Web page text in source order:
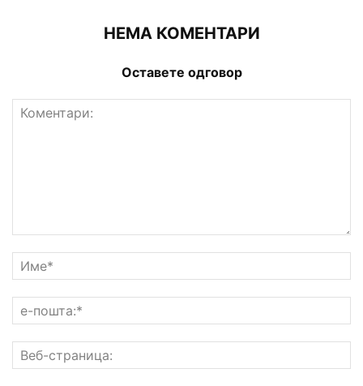
НЕМА КОМЕНТАРИ
Оставете одговор